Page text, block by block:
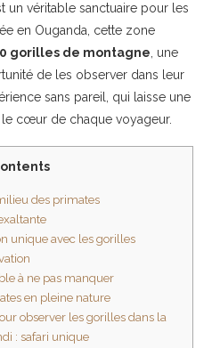
un véritable sanctuaire pour les
en Ouganda, cette zone
gorilles de montagne , une
de les observer dans leur
sans pareil, qui laisse une
cœur de chaque voyageur.
des primates
unique avec les gorilles
à ne pas manquer
en pleine nature
observer les gorilles dans la
: safari unique